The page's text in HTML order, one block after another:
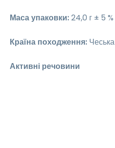
Маса упаковки:24,0 г ± 5 %
Країна походження:
Активні речовини